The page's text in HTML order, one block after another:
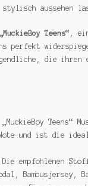
aussehen
Teens“ ,
perfekt
die ihren
„MuckieBoy Teens“
und ist die
Die empfohlenen
Bambusjersey,